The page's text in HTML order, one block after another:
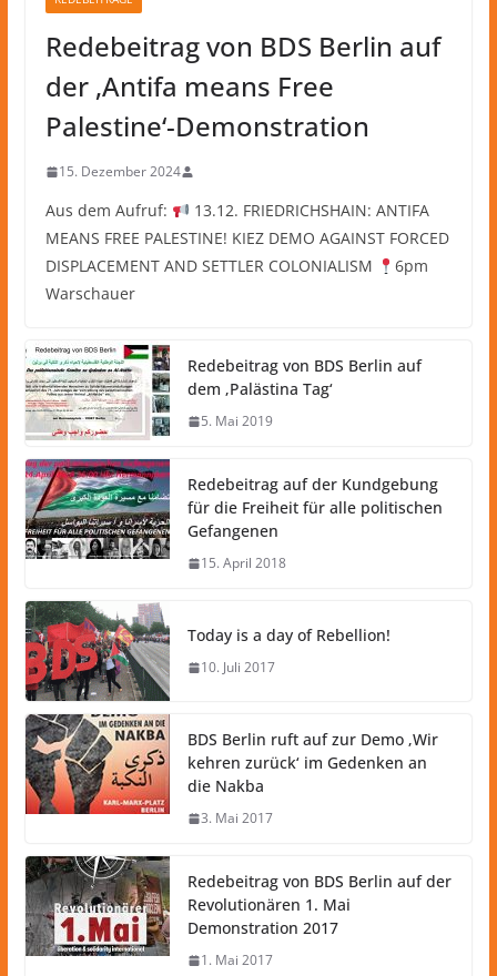
Redebeitrag von BDS Berlin auf
der ‚Antifa means Free
Palestine‘-Demonstration
15. Dezember 2024
Aus dem Aufruf:
13.12. FRIEDRICHSHAIN: ANTIFA
MEANS FREE PALESTINE! KIEZ DEMO AGAINST FORCED
DISPLACEMENT AND SETTLER COLONIALISM
6pm
Warschauer
Redebeitrag von BDS Berlin auf
dem ‚Palästina Tag‘
5. Mai 2019
Redebeitrag auf der Kundgebung
für die Freiheit für alle politischen
Gefangenen
15. April 2018
Today is a day of Rebellion!
10. Juli 2017
BDS Berlin ruft auf zur Demo ‚Wir
kehren zurück‘ im Gedenken an
die Nakba
3. Mai 2017
Redebeitrag von BDS Berlin auf der
Revolutionären 1. Mai
Demonstration 2017
1. Mai 2017